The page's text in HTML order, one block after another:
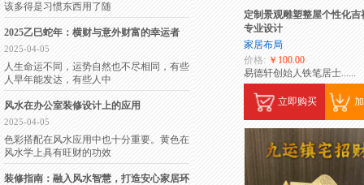
该多得是习惯东西用了随
2025乙巳蛇年：横财与意外财富的幸运者
2025-04-05
人生命运不同，运势自然也不尽相同，有些
人早年能发达，有些人中
风水在办公室装修设计上的应用
2025-04-05
色彩搭配在风水应用中也十分重要。黄色在
风水学上具有旺财的功效
装修指南：融入风水智慧，打造安心家居环
定制景观雕塑整屋个性化吉
专业设计
家居布局
价格: ￥100.00
易德轩创始人铁笔居士......
立即购买